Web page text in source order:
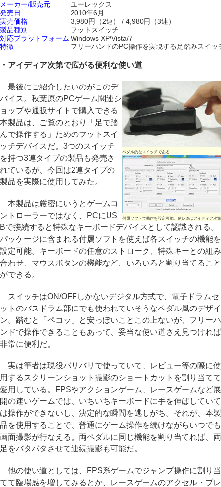
メーカー/販売元
ユーレックス
発売日
2010年6月
実売価格
3,980円（2連） / 4,980円（3連）
製品種別
フットスイッチ
対応プラットフォーム Windows XP/Vista/7
特徴
フリーハンドのPC操作を実現する足踏みスイッ
・アイディア次第で広がる便利な使い道
ペダル的なスイッチである
付属ソフトで動作を設定可能。使い道はアイディア次第
最後にご紹介したいのがこのデ
バイス。秋葉原のPCゲーム関連シ
ョップや通販サイトで購入できる
本製品は、ご覧のとおり「足で踏
んで操作する」ためのフットスイ
ッチデバイスだ。3つのスイッチ
を持つ3連タイプの製品も発売さ
れているが、今回は2連タイプの
製品を実際に使用してみた。
本製品は厳密にいうとゲームコ
ントローラーではなく、PCにUS
Bで接続すると特殊なキーボードデバイスとして認識される。
パッケージに含まれる付属ソフトを使えば各スイッチの機能を
設定可能。キーボードの任意のストローク、特殊キーとの組み
合わせ、マウスボタンの機能など、いろいろと割り当てること
ができる。
スイッチはON/OFFしかないデジタル方式で、電子ドラムセ
ットのバスドラム部にでも使われていそうなペダル風のデザイ
ン。踏むと「ペコッ」と安っぽいことこの上ないが、フリーハ
ンドで操作できることもあって、妥当な使い道さえ見つければ
非常に便利だ。
実は筆者は現役バリバリで使っていて、レビュー等の際に使
用するスクリーンショット撮影のショートカットを割り当てて
愛用している。FPSやアクションゲーム、レースゲームなど展
開の速いゲームでは、いちいちキーボードに手を伸ばしていて
は操作ができないし、決定的な瞬間を逃しがち。それが、本製
品を使用することで、普通にゲーム操作を続けながらいつでも
画面撮影が行なえる。両ペダルに同じ機能を割り当てれば、両
足をバタバタさせて連続撮影も可能だ。
他の使い道としては、FPS系ゲームでジャンプ操作に割り当
てて臨場感を増してみるとか、レースゲームのアクセル・ブレ